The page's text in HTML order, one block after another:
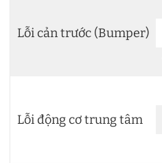
Lỗi cản trước (Bumper)
Lỗi động cơ trung tâm